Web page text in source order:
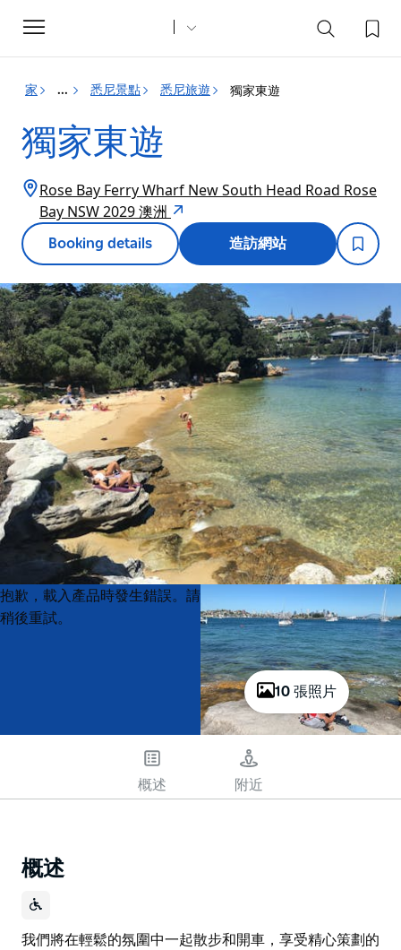
Toggle
navigation
家 ... 悉尼景點 悉尼旅遊 獨家東遊
獨家東遊
Rose Bay Ferry Wharf New South Head Road Rose
Bay NSW 2029 澳洲
Booking details 造訪網站
10 張照片
Product
List
Product
List
抱歉，載入產品時發生錯誤。請
稍後重試。
概述 附近
概述
我們將在輕鬆的氛圍中一起散步和開車，享受精心策劃的